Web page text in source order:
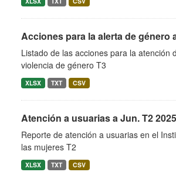
Acciones para la alerta de género
Listado de las acciones para la atención
violencia de género T3
XLSX TXT CSV
Atención a usuarias a Jun. T2 2025
Reporte de atención a usuarias en el
las mujeres T2
XLSX TXT CSV